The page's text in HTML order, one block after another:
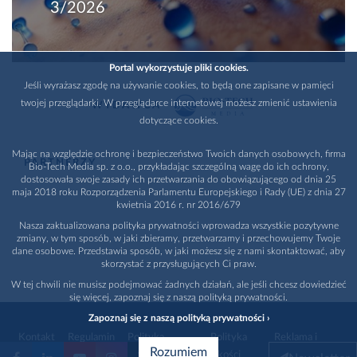
3/2026
WYDAWCA
PARTNERZY
Polityka
prywatności
Polityka
promocja
Portal wykorzystuje pliki cookies.
Jeśli wyrażasz zgodę na używanie cookies, to będą one zapisane w pamięci
twojej przeglądarki. W przeglądarce internetowej możesz zmienić ustawienia
dotyczące cookies.
Mając na względzie ochronę i bezpieczeństwo Twoich danych osobowych, firma
Bio-Tech Media sp. z o.o., przykładając szczególną wagę do ich ochrony,
dostosowała swoje zasady ich przetwarzania do obowiązującego od dnia 25
maja 2018 roku Rozporządzenia Parlamentu Europejskiego i Rady (UE) z dnia 27
kwietnia 2016 r. nr 2016/679
Nasza zaktualizowana polityka prywatności wprowadza wszystkie pozytywne
zmiany, w tym sposób, w jaki zbieramy, przetwarzamy i przechowujemy Twoje
dane osobowe. Przedstawia sposób, w jaki możesz się z nami skontaktować, aby
skorzystać z przysługujących Ci praw.
W tej chwili nie musisz podejmować żadnych działań, ale jeśli chcesz dowiedzieć
się więcej, zapoznaj się z naszą polityką prywatności.
Zapoznaj się z naszą polityką prywatności ›
Rozumiem